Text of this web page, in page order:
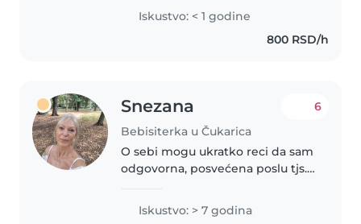
smer medicinska sestra-tehničar,
što mi pomaže da razumem
Iskustvo: < 1 godine
800 RSD/h
Snezana
Bebisiterka u Čukarica
6
O sebi mogu ukratko reci da sam
odgovorna, posvećena poslu tjs.
prijatna i savesna u radu. Volim
decu, uglavnom je interakcija sa
Iskustvo: > 7 godina